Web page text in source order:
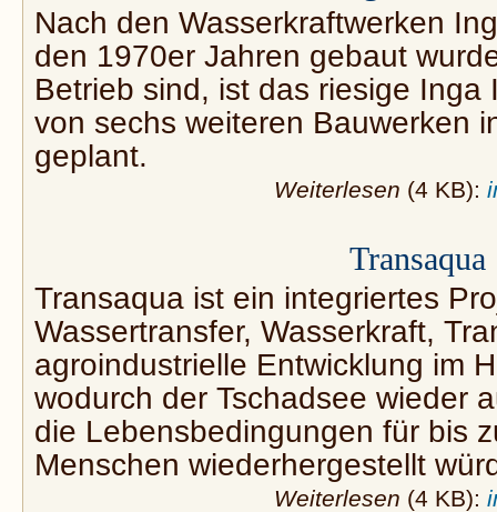
Nach den Wasserkraftwerken
den 1970er Jahren gebaut
Betrieb sind, ist das riesige Inga
von sechs weiteren Bauwerken
geplant.
Weiterlesen (4 KB):
Transaqua
Transaqua ist ein integriertes
Wassertransfer, Wasserkraft,
agroindustrielle Entwicklung im
wodurch der Tschadsee wieder
die Lebensbedingungen für bis
Menschen wiederhergestellt
Weiterlesen (4 KB):